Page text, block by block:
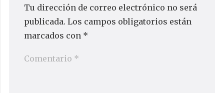
Tu dirección de correo electrónico no será
publicada. Los campos obligatorios están
marcados con *